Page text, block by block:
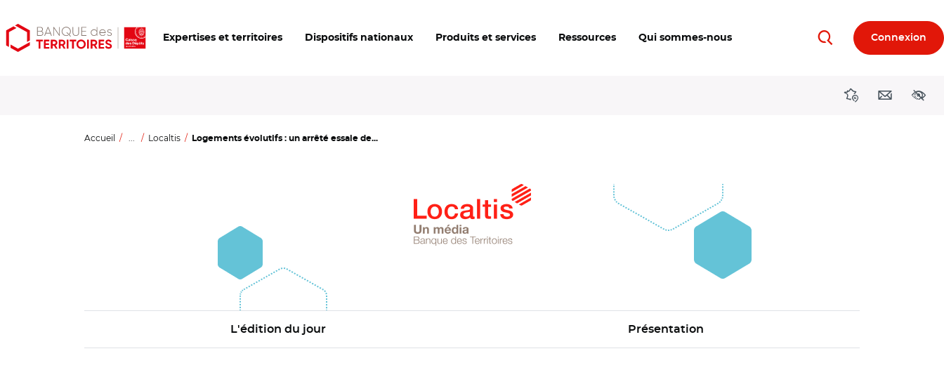
Aller
au
Aller
au
Ouvrir
les
Expertises et territoires Dispositifs nationaux Produits et services Ressources Qui sommes-nous RechercherConnexion
DirectionsContact
Accueil ... Localtis Logements évolutifs : un arrêté essaie de...
L'édition du jour Présentation